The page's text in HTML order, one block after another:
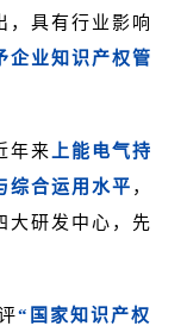
，具有行业影响
企业知识产权管
年来
上能电气持
综合运用水平 ，
大研发中心，先
“国家知识产权